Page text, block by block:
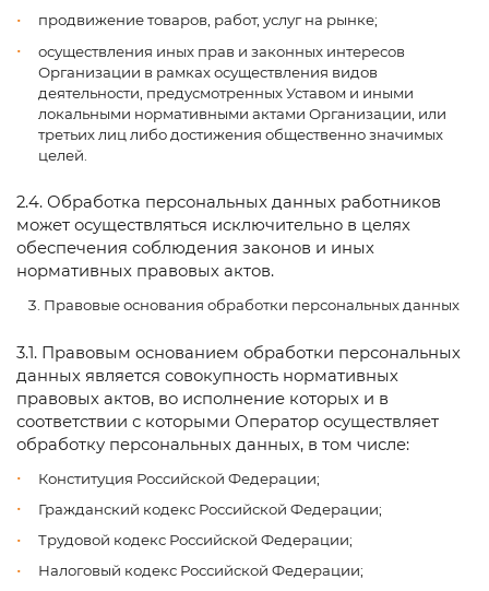
продвижение товаров, работ, услуг на рынке;
осуществления иных прав и законных интересов
Организации в рамках осуществления видов
деятельности, предусмотренных Уставом и иными
локальными нормативными актами Организации, или
третьих лиц либо достижения общественно значимых
целей.
2.4. Обработка персональных данных работников
может осуществляться исключительно в целях
обеспечения соблюдения законов и иных
нормативных правовых актов.
Правовые основания обработки персональных данных
3.1. Правовым основанием обработки персональных
данных является совокупность нормативных
правовых актов, во исполнение которых и в
соответствии с которыми Оператор осуществляет
обработку персональных данных, в том числе:
Конституция Российской Федерации;
Гражданский кодекс Российской Федерации;
Трудовой кодекс Российской Федерации;
Налоговый кодекс Российской Федерации;